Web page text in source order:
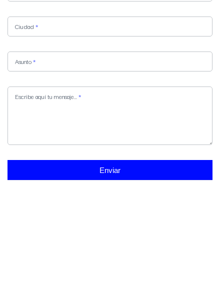
Ciudad *
Asunto*
Escribe aquí tu mensaje...*
Enviar